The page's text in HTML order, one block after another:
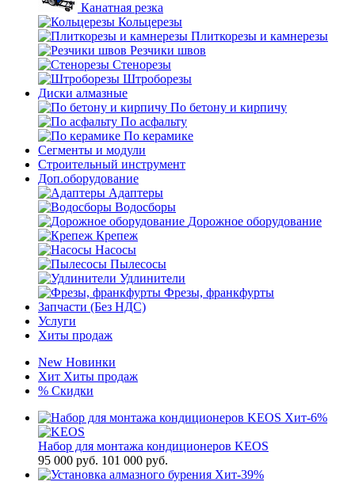
Канатная резка
Кольцерезы
Плиткорезы и камнерезы
Резчики швов
Стенорезы
Штроборезы
Диски алмазные
По бетону и кирпичу
По асфальту
По керамике
Сегменты и модули
Строительный инструмент
Доп.оборудование
Адаптеры
Водосборы
Дорожное оборудование
Крепеж
Насосы
Пылесосы
Удлинители
Фрезы, франкфурты
Запчасти (Без НДС)
Услуги
Хиты продаж
New Новинки
Хит Хиты продаж
% Скидки
Хит-6%
Набор для монтажа кондиционеров KEOS
95 000 руб. 101 000 руб.
Хит-39%